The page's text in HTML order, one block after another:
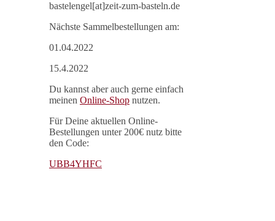
bastelengel[at]zeit-zum-basteln.de
Nächste Sammelbestellungen am:
01.04.2022
15.4.2022
Du kannst aber auch gerne einfach
meinen Online-Shop nutzen.
Für Deine aktuellen Online-
Bestellungen unter 200€ nutz bitte
den Code:
UBB4YHFC